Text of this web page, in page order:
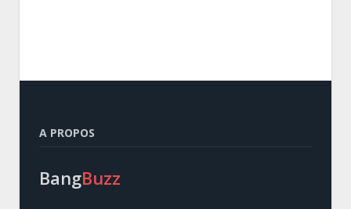
A PROPOS
BangBuzz